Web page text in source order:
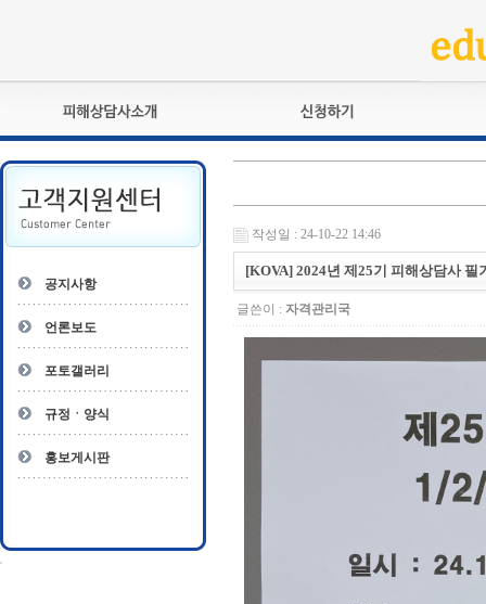
피해상담사란?
자격관리규정
상담사 자격증 확인
- 피해상담사 1급
- 전문수련감독자
- 전문수련기관
교육훈련
자격심사
자격유지교육
자격복원
공지사항
언론보도
포토갤러리
규정ㆍ양식
홍보게시판
작성일 : 24-10-22 14:46
[KOVA] 2024년 제25기 피해상담사 필
글쓴이 : 자격관리국